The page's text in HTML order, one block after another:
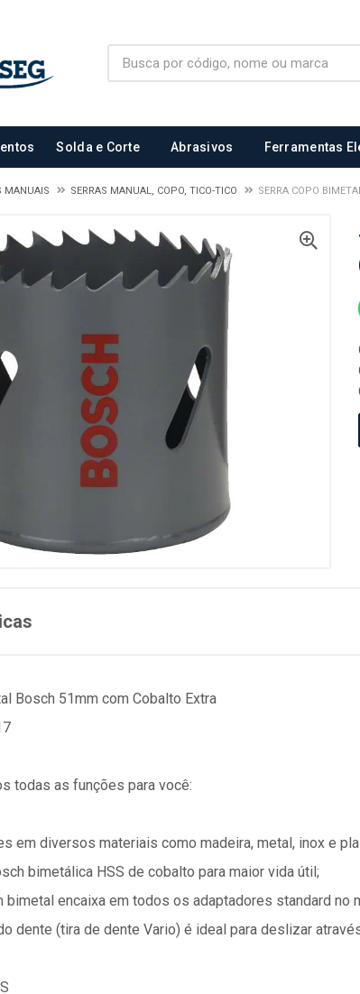
Solda e Corte Abrasivos Ferramentas
MANUAIS SERRAS MANUAL, COPO, TICO-TICO SERRA COPO
Bosch 51mm com Cobalto Extra
todas as funções para você:
em diversos materiais como madeira, metal, inox e
bimetálica HSS de cobalto para maior vida útil;
bimetal encaixa em todos os adaptadores standard
dente (tira de dente Vario) é ideal para deslizar